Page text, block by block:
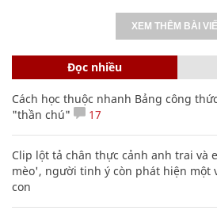
XEM THÊM BÀI
Đọc nhiều
Cách học thuộc nhanh Bảng công
"thần chú"
17
Clip lột tả chân thực cảnh anh trai và
mèo', người tinh ý còn phát hiện một
con